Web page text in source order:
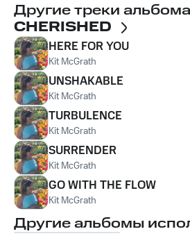
Другие треки альбома
CHERISHED
HERE FOR YOU
Kit McGrath
UNSHAKABLE
Kit McGrath
TURBULENCE
Kit McGrath
SURRENDER
Kit McGrath
GO WITH THE FLOW
Kit McGrath
Другие альбомы